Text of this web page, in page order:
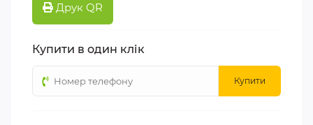
Друк QR
Купити в один клік
Купити